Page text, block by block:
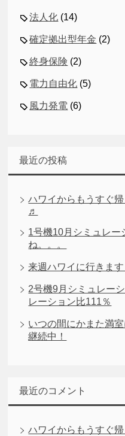
法人化 (14)
確定拠出型年金 (2)
終身保険 (2)
電力自由化 (5)
風力発電 (6)
最近の投稿
ハワイからもうすぐ
♬
1号機10月シミュレー
ね。。。
来週ハワイに行きま
2号機9月シミュレー
レーション比111％
いつの間にかまた満
継続中！
最近のコメント
ハワイからもうすぐ